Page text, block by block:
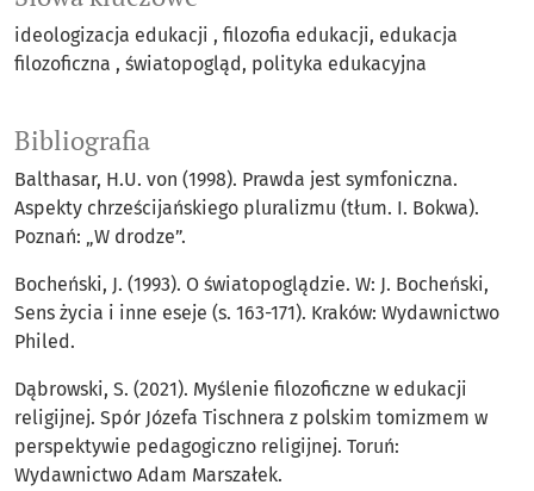
ideologizacja edukacji filozofia edukacji edukacja
filozoficzna
światopogląd polityka edukacyjna
Bibliografia
Balthasar, H.U. von (1998). Prawda jest symfoniczna.
Aspekty chrześcijańskiego pluralizmu (tłum. I. Bokwa).
Poznań: „W drodze”.
Bocheński, J. (1993). O światopoglądzie. W: J. Bocheński,
Sens życia i inne eseje (s. 163-171). Kraków: Wydawnictwo
Philed.
Dąbrowski, S. (2021). Myślenie filozoficzne w edukacji
religijnej. Spór Józefa Tischnera z polskim tomizmem w
perspektywie pedagogiczno religijnej. Toruń:
Wydawnictwo Adam Marszałek.